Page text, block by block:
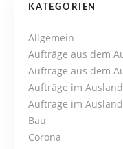
KATEGORIEN
Allgemein
Aufträge aus dem
Aufträge aus dem
Aufträge im Ausland
Aufträge im Ausland
Bau
Corona